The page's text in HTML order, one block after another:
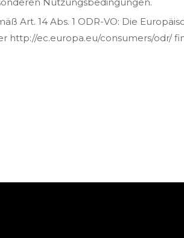
Art. 14 Abs. 1 ODR-VO: Die
http://ec.europa.eu/consumers/odr/